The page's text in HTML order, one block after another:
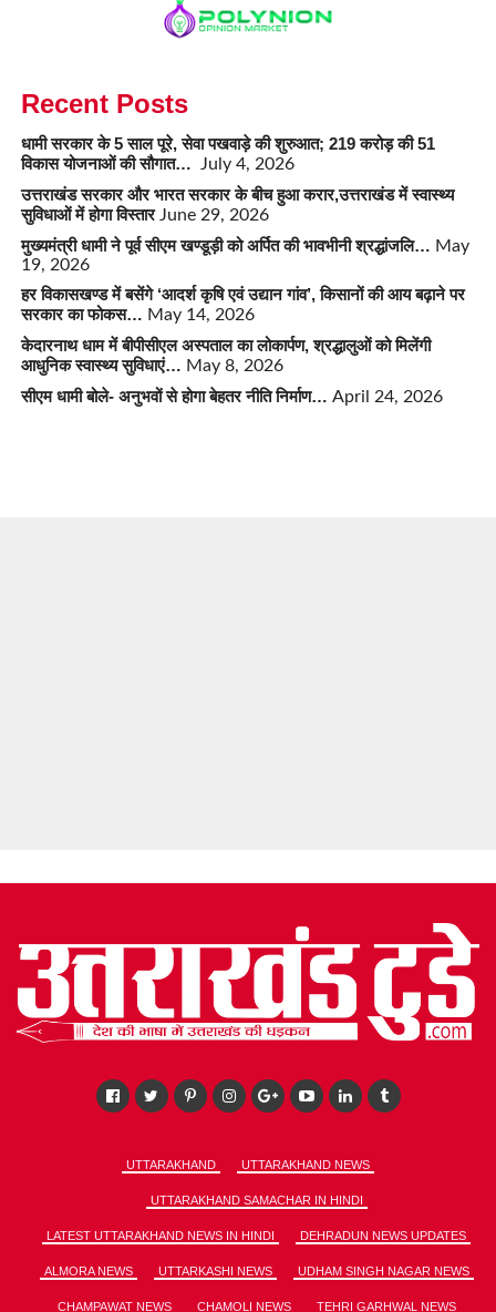
Recent Posts
धामी सरकार के 5 साल पूरे, सेवा पखवाड़े की शुरुआत; 219 करोड़ की 51
विकास योजनाओं की सौगात…
July 4, 2026
उत्तराखंड सरकार और भारत सरकार के बीच हुआ करार,उत्तराखंड में स्वास्थ्य
सुविधाओं में होगा विस्तार June 29, 2026
मुख्यमंत्री धामी ने पूर्व सीएम खण्डूड़ी को अर्पित की भावभीनी श्रद्धांजलि… May
19, 2026
हर विकासखण्ड में बसेंगे ‘आदर्श कृषि एवं उद्यान गांव’, किसानों की आय बढ़ाने पर
सरकार का फोकस… May 14, 2026
केदारनाथ धाम में बीपीसीएल अस्पताल का लोकार्पण, श्रद्धालुओं को मिलेंगी
आधुनिक स्वास्थ्य सुविधाएं… May 8, 2026
सीएम धामी बोले- अनुभवों से होगा बेहतर नीति निर्माण… April 24, 2026
UTTARAKHAND UTTARAKHAND NEWS
UTTARAKHAND SAMACHAR IN HINDI
LATEST UTTARAKHAND NEWS IN HINDI DEHRADUN NEWS UPDATES
ALMORA NEWS UTTARKASHI NEWS UDHAM SINGH NAGAR NEWS
CHAMPAWAT NEWS CHAMOLI NEWS TEHRI GARHWAL NEWS